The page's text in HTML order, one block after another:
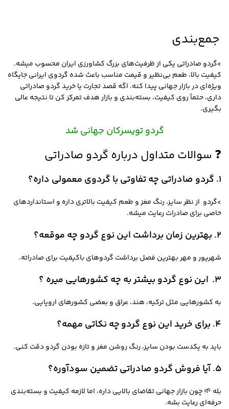
جمع‌بندی
>گردو صادراتی یکی از ظرفیت‌های بزرگ کشاورزی ایران محسوب میشه.
کیفیت بالا، طعم بی‌نظیر و قیمت مناسب باعث شده گردوی ایرانی جایگاه
ویژه‌ای در بازار جهانی پیدا کنه. اگه قصد تجارت یا خرید گردو صادراتی
داری، حتماً روی کیفیت، بسته‌بندی و بازار هدف تمرکز کن تا نتیجه عالی
بگیری.
گردو تویسرکان جهانی شد
❓ سوالات متداول درباره گردو صادراتی
۱. گردو صادراتی چه تفاوتی با گردوی معمولی داره؟
>گردو از نظر سایز، رنگ مغز و طعم کیفیت بالاتری داره و استانداردهای
خاصی برای صادرات رعایت میشه.
۲. بهترین زمان برداشت این نوع گردو چه موقعه؟
شهریور و مهر بهترین فصل برداشت گردوهای باکیفیت برای صادراته.
۳. این نوع گردو بیشتر به چه کشورهایی میره ؟
به کشورهایی مثل ترکیه، هند، عراق و بعضی کشورهای اروپایی.
۴. برای خرید این نوع گردو چه نکاتی مهمه؟
باید به یکدست بودن سایز، رنگ روشن مغز و تازه بودن گردو دقت کنی.
۵. آیا فروش گردو صادراتی تضمین سودآوره؟
بله 🌱 چون بازار جهانی تقاضای بالایی داره، اما لازمه کیفیت و بسته‌بندی
حرفه‌ای رعایت بشه.